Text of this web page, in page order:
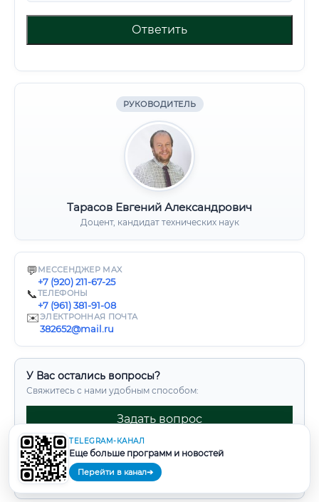
Ответить
РУКОВОДИТЕЛЬ
Тарасов Евгений Александрович
Доцент, кандидат технических наук
💬 МЕССЕНДЖЕР MAX
+7 (920) 211-67-25
📞ТЕЛЕФОНЫ
+7 (961) 381-91-08
✉️ЭЛЕКТРОННАЯ ПОЧТА
382652@mail.ru
У Вас остались вопросы?
Свяжитесь с нами удобным способом:
Задать вопрос
Написать в Max
Задать вопрос в Telegram
TELEGRAM-КАНАЛ
Еще больше программ и новостей
Перейти в канал➔